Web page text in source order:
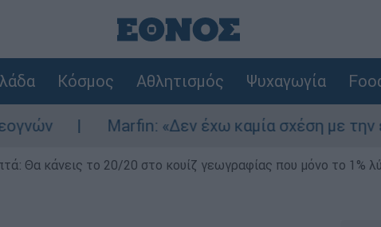
Κόσμος Αθλητισμός Ψυχαγωγία
Marfin: «Δεν έχω καμία σχέση με την
Θα κάνεις το 20/20 στο κουίζ γεωγραφίας που μόνο το 1%